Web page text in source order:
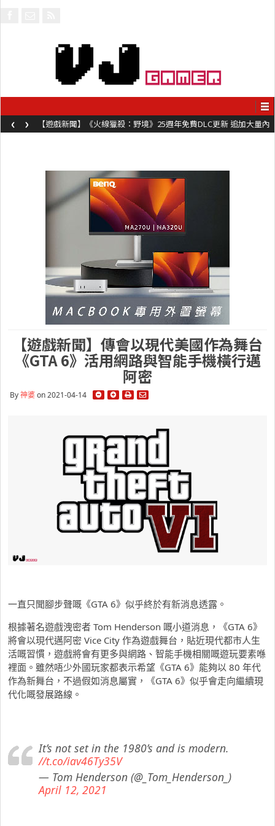
【遊戲新聞】《火線獵殺：野境》25週年免費DLC更新 追加大量內
容同時系舊作限時超平價折扣
‹ ›
【遊戲新聞】傳會以現代美國作為舞台
《GTA 6》活用網路與智能手機橫行邁
阿密
By神婆on 2021-04-14
一直只聞腳步聲嘅《GTA 6》似乎終於有新消息透露。
根據著名遊戲洩密者 Tom Henderson 嘅小道消息，《GTA 6》
將會以現代邁阿密 Vice City 作為遊戲舞台，貼近現代都市人生
活嘅習慣，遊戲將會有更多與網路、智能手機相關嘅遊玩要素喺
裡面。雖然唔少外國玩家都表示希望《GTA 6》能夠以 80 年代
作為新舞台，不過假如消息屬實，《GTA 6》似乎會走向繼續現
代化嘅發展路線。
It’s not set in the 1980’s and is modern.
//t.co/iav46Ty35V
— Tom Henderson (@_Tom_Henderson_)
April 12, 2021